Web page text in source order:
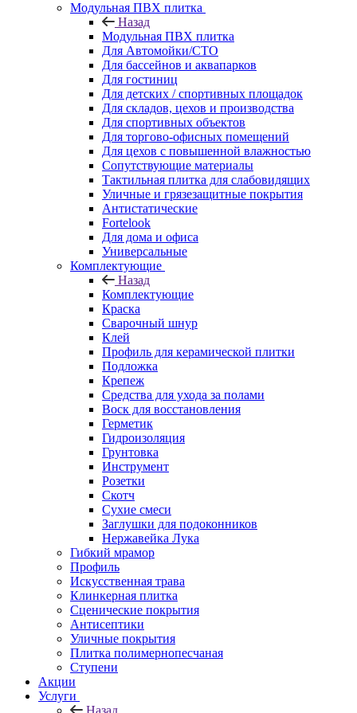
Модульная ПВХ плитка
Назад
Модульная ПВХ плитка
Для Автомойки/СТО
Для бассейнов и аквапарков
Для гостиниц
Для детских / спортивных площадок
Для складов, цехов и производства
Для спортивных объектов
Для торгово-офисных помещений
Для цехов с повышенной влажностью
Сопутствующие материалы
Тактильная плитка для слабовидящих
Уличные и грязезащитные покрытия
Антистатические
Fortelook
Для дома и офиса
Универсальные
Комплектующие
Назад
Комплектующие
Краска
Сварочный шнур
Клей
Профиль для керамической плитки
Подложка
Крепеж
Средства для ухода за полами
Воск для восстановления
Герметик
Гидроизоляция
Грунтовка
Инструмент
Розетки
Скотч
Сухие смеси
Заглушки для подоконников
Нержавейка Лука
Гибкий мрамор
Профиль
Искусственная трава
Клинкерная плитка
Сценические покрытия
Антисептики
Уличные покрытия
Плитка полимернопесчаная
Ступени
Акции
Услуги
Назад